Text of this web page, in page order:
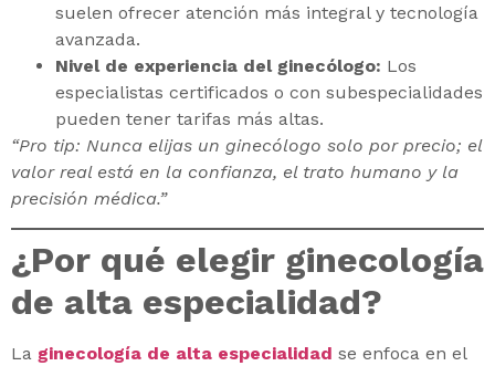
suelen ofrecer atención más integral y tecnología
avanzada.
Nivel de experiencia del ginecólogo: Los
especialistas certificados o con subespecialidades
pueden tener tarifas más altas.
“Pro tip: Nunca elijas un ginecólogo solo por precio; el
valor real está en la confianza, el trato humano y la
precisión médica.”
¿Por qué elegir ginecología
de alta especialidad?
La ginecología de alta especialidad se enfoca en el